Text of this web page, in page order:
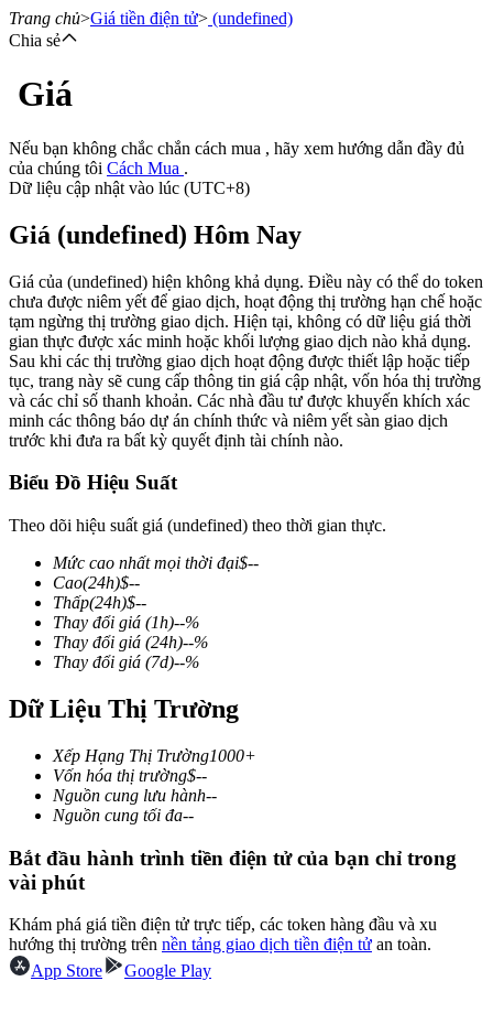
Hợp đồng tương lai
USDT Futures
Futures sử dụng USDT làm tài sản thế chấp
COIN-M Futures
Futures sử dụng token làm tài sản thế chấp
TradFi
Phái sinh cổ phiếu, ngoại hối, kim loại quý và hàng hóa
USDC Futures vĩnh cửu
Trang chủ>Giá tiền điện tử> (undefined)
Chia sẻ
Giá
Nếu bạn không chắc chắn cách mua , hãy xem hướng dẫn đầy đủ
của chúng tôi Cách Mua .
Dữ liệu cập nhật vào lúc (UTC+8)
Giá (undefined) Hôm Nay
Giá của (undefined) hiện không khả dụng. Điều này có thể do token
chưa được niêm yết để giao dịch, hoạt động thị trường hạn chế hoặc
tạm ngừng thị trường giao dịch. Hiện tại, không có dữ liệu giá thời
gian thực được xác minh hoặc khối lượng giao dịch nào khả dụng.
Sau khi các thị trường giao dịch hoạt động được thiết lập hoặc tiếp
tục, trang này sẽ cung cấp thông tin giá cập nhật, vốn hóa thị trường
và các chỉ số thanh khoản. Các nhà đầu tư được khuyến khích xác
minh các thông báo dự án chính thức và niêm yết sàn giao dịch
trước khi đưa ra bất kỳ quyết định tài chính nào.
Biểu Đồ Hiệu Suất
Theo dõi hiệu suất giá (undefined) theo thời gian thực.
Mức cao nhất mọi thời đại$--
Cao(24h)$--
Thấp(24h)$--
Thay đổi giá (1h)--%
Thay đổi giá (24h)--%
Thay đổi giá (7d)--%
Dữ Liệu Thị Trường
Xếp Hạng Thị Trường1000+
Vốn hóa thị trường$--
Nguồn cung lưu hành--
Nguồn cung tối đa--
Bắt đầu hành trình tiền điện tử của bạn chỉ trong
vài phút
Khám phá giá tiền điện tử trực tiếp, các token hàng đầu và xu
hướng thị trường trên nền tảng giao dịch tiền điện tử an toàn.
App Store
Google Play